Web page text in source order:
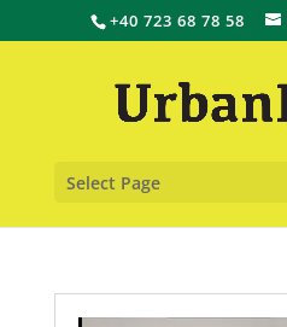
+40 723 68 78 58
Select Page